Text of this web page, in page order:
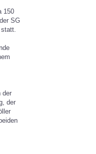
150
SG
statt.
der
der